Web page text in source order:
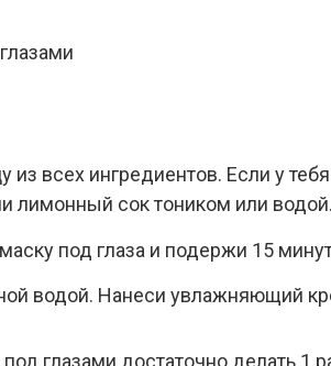
из всех ингредиентов. Если у
лимонный сок тоником или водой.
под глаза и подержи 15
водой. Нанеси увлажняющий
глазами достаточно делать 1